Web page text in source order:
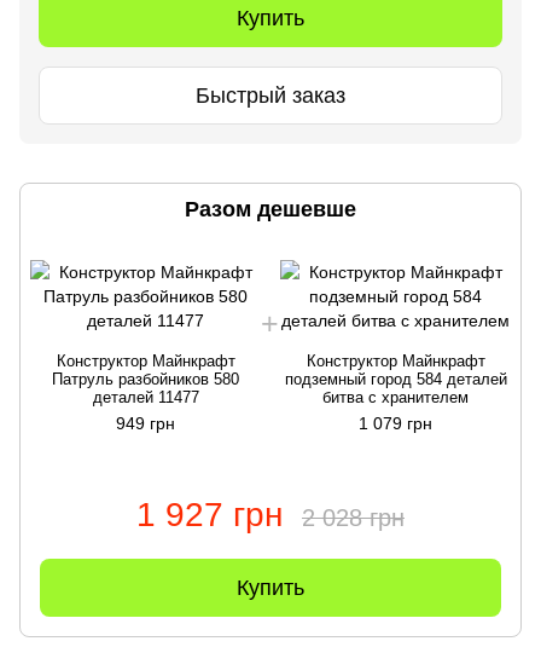
Купить
Быстрый заказ
Разом дешевше
Конструктор Майнкрафт
Патруль разбойников 580
деталей 11477
949 грн
Конструктор Майнкрафт
подземный город 584 деталей
битва с хранителем
1 079 грн
1 927 грн 2 028 грн
Купить